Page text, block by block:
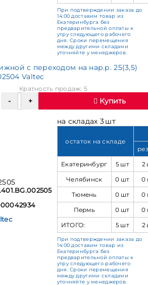
При подтверждении заказа до
14:00 доставим товар из
Екатеринбурга без
предварительной оплаты к
утру следующего рабочего
дня. Сроки перемещения
между другими складами
уточняйте у менеджеров.
с переходом на нар.р. 25(3,5)
Valtec
Кратность продаж: 5
Купить
на складах 3 шт
остаток на складе
Екатеринбург
5 шт
2
Челябинск
0 шт
0
Тюмень
0 шт
0
Пермь
0 шт
0
ИТОГО:
5 шт 2
При подтверждении заказа до
14:00 доставим товар из
Екатеринбурга без
предварительной оплаты к
утру следующего рабочего
дня. Сроки перемещения
между другими складами
уточняйте у менеджеров.